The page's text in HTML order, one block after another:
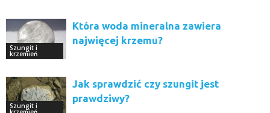
Szungit i
krzemień
Która woda mineralna zawiera
najwięcej krzemu?
Szungit i
Jak sprawdzić czy szungit jest
prawdziwy?